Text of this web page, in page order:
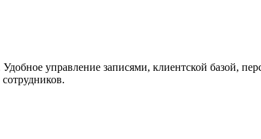
управление записями, клиентской базой,